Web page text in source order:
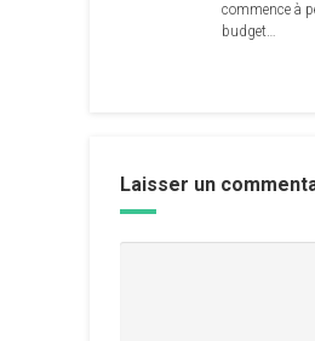
commence à
budget…
Laisser un